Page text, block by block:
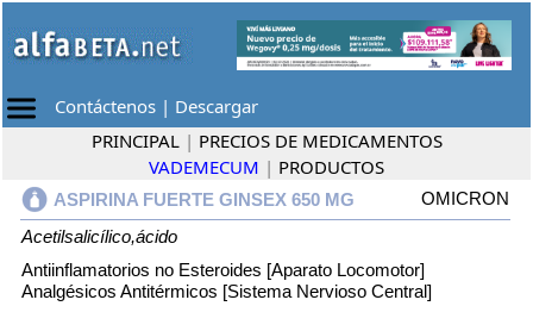
Contáctenos | Descargar
PRINCIPAL | PRECIOS DE MEDICAMENTOS
VADEMECUM | PRODUCTOS
ASPIRINA FUERTE GINSEX 650 MG
OMICRON
Acetilsalicílico,ácido
Antiinflamatorios no Esteroides [Aparato Locomotor]
Analgésicos Antitérmicos [Sistema Nervioso Central]